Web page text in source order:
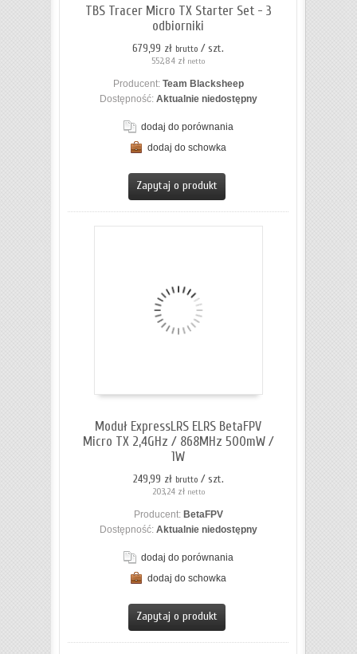
TBS Tracer Micro TX Starter Set - 3
odbiorniki
679,99 zł brutto / szt.
552,84 zł netto
Producent: Team Blacksheep
Dostępność: Aktualnie niedostępny
dodaj do porównania
dodaj do schowka
Zapytaj o produkt
Moduł ExpressLRS ELRS BetaFPV
Micro TX 2,4GHz / 868MHz 500mW /
1W
249,99 zł brutto / szt.
203,24 zł netto
Producent: BetaFPV
Dostępność: Aktualnie niedostępny
dodaj do porównania
dodaj do schowka
Zapytaj o produkt